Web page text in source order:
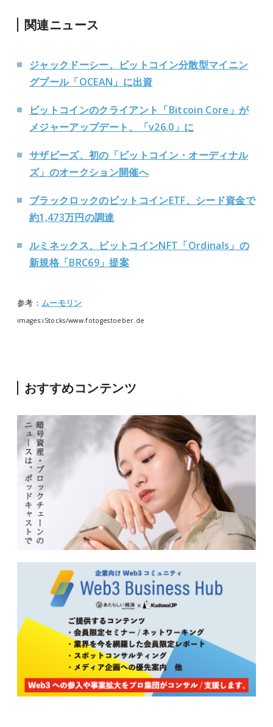
関連ニュース
ジャックドーシー、ビットコイン分散型マイニン
グプール「OCEAN」に出資
ビットコインのクライアント「Bitcoin Core」が
メジャーアップデート、「v26.0」に
サザビーズ、初の「ビットコイン・オーディナル
ズ」のオークション開催へ
ブラックロックのビットコインETF、シード資金で
約1,473万円の調達
ルミネックス、ビットコインNFT「Ordinals」の
新規格「BRC69」提案
参考： ムーモリン
images:iStocks/www.fotogestoeber.de
おすすめコンテンツ